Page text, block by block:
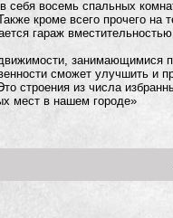
себя восемь спальных
кроме всего прочего на
гараж
занимающимися
сможет улучшить и
строения из числа
мест в нашем городе»